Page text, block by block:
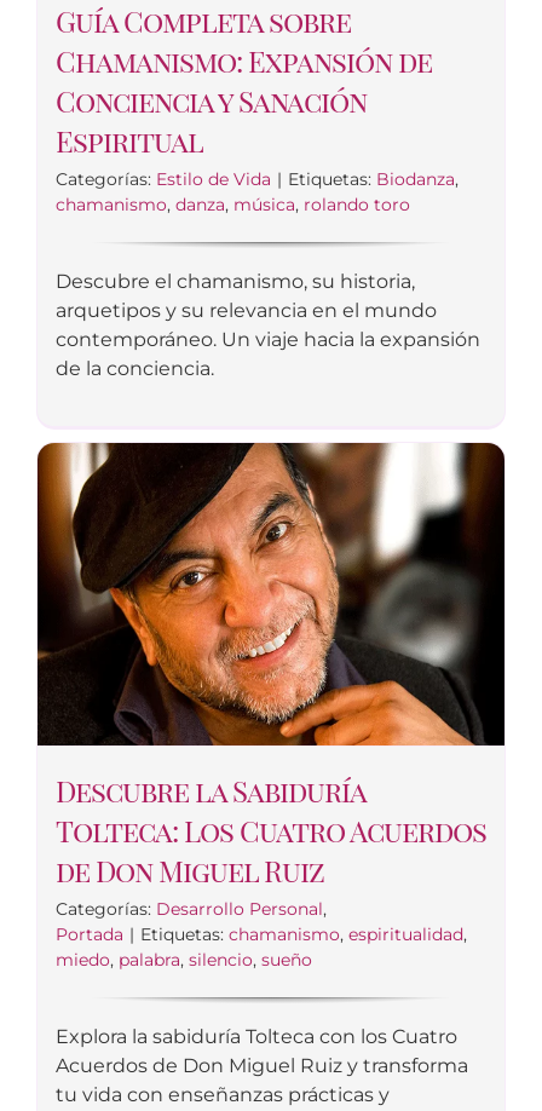
Guía Completa sobre
Chamanismo: Expansión de
Conciencia y Sanación
Espiritual
Categorías: Estilo de Vida | Etiquetas: Biodanza,
chamanismo, danza, música, rolando toro
Descubre el chamanismo, su historia,
arquetipos y su relevancia en el mundo
contemporáneo. Un viaje hacia la expansión
de la conciencia.
Descubre la Sabiduría
Tolteca: Los Cuatro Acuerdos
de Don Miguel Ruiz
Categorías: Desarrollo Personal,
Portada | Etiquetas: chamanismo, espiritualidad,
miedo, palabra, silencio, sueño
Explora la sabiduría Tolteca con los Cuatro
Acuerdos de Don Miguel Ruiz y transforma
tu vida con enseñanzas prácticas y